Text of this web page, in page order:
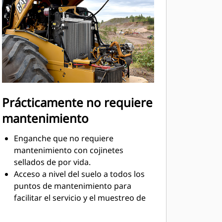
más completos del operador.
Aproveche el sensor de presencia del
operador en el asiento y el
interruptor del cinturón de
seguridad optativos.
Prácticamente no requiere
mantenimiento
Enganche que no requiere
mantenimiento con cojinetes
sellados de por vida.
Acceso a nivel del suelo a todos los
puntos de mantenimiento para
facilitar el servicio y el muestreo de